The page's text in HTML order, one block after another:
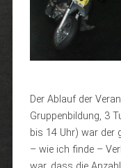
Der Ablauf der
Gruppenbildung, 3
bis 14 Uhr) war der
– wie ich finde –